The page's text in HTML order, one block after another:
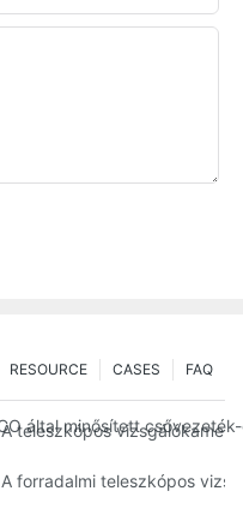
FAQ
CASES
RESOURCE
által minősített
A teleszkópos
bemutatása: Egy
A forradalmi teleszkópos